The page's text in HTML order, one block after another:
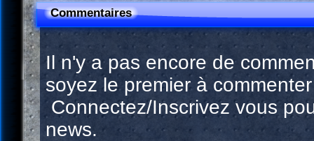
Commentaires
Il n'y a pas encore de
soyez le premier à
Connectez/Inscrivez vous
news.